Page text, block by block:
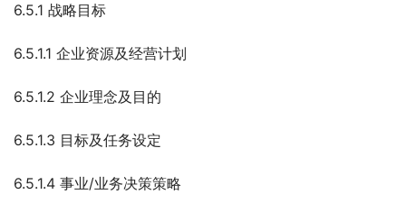
6.5.1 战略目标
6.5.1.1 企业资源及经营计划
6.5.1.2 企业理念及目的
6.5.1.3 目标及任务设定
6.5.1.4 事业/业务决策策略